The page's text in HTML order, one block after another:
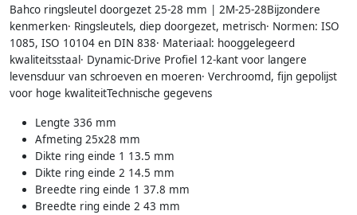
Bahco ringsleutel doorgezet 25-28 mm | 2M-25-28Bijzondere
kenmerken· Ringsleutels, diep doorgezet, metrisch· Normen: ISO
1085, ISO 10104 en DIN 838· Materiaal: hooggelegeerd
kwaliteitsstaal· Dynamic-Drive Profiel 12-kant voor langere
levensduur van schroeven en moeren· Verchroomd, fijn gepolijst
voor hoge kwaliteitTechnische gegevens
Lengte 336 mm
Afmeting 25x28 mm
Dikte ring einde 1 13.5 mm
Dikte ring einde 2 14.5 mm
Breedte ring einde 1 37.8 mm
Breedte ring einde 2 43 mm